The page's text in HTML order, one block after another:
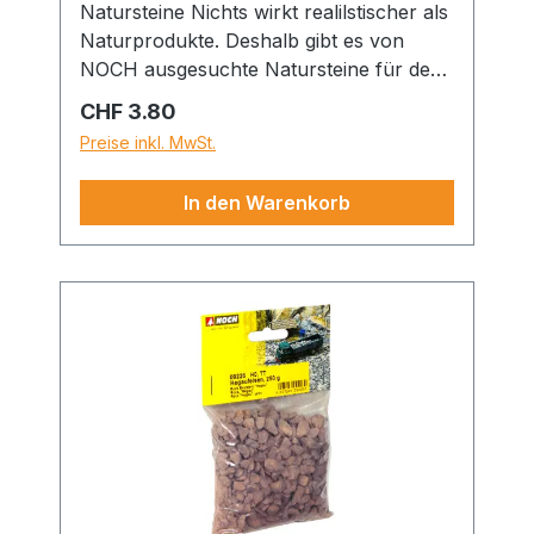
Natursteine Nichts wirkt realilstischer als
Naturprodukte. Deshalb gibt es von
NOCH ausgesuchte Natursteine für den
fein gebrochen und in der Größe sortiert.
Regulärer Preis:
CHF 3.80
Preise inkl. MwSt.
In den Warenkorb